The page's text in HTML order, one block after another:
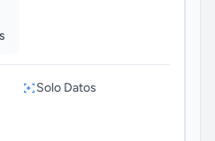
Solo Datos